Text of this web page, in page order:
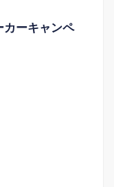
カーキャンペ